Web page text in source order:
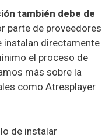
también debe de
parte de proveedores
instalan directamente
el proceso de
más sobre la
como Atresplayer